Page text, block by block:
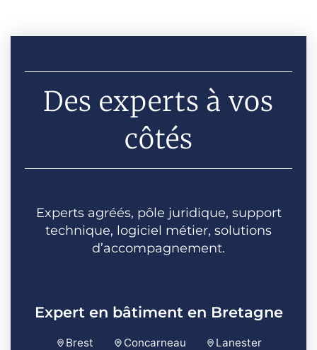
Des experts à vos
côtés
Experts agréés, pôle juridique, support
technique, logiciel métier, solutions
d’accompagnement.
Expert en bâtiment en Bretagne
Brest Concarneau
Lanester